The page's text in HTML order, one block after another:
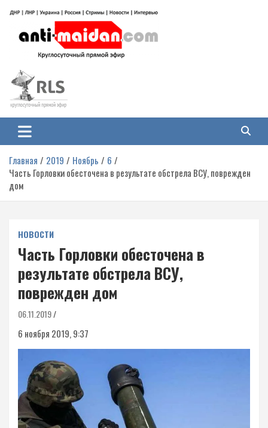
содержимому
Антимайдан: Гражданская война
на Украине
гражданской войне на Украине, включая события в Новороссии, ДНР,
ЛНР и других регионах.
Главная 2019 Ноябрь
6
Часть Горловки обесточена в результате обстрела ВСУ, поврежден
дом
НОВОСТИ
Часть Горловки обесточена в
результате обстрела ВСУ,
поврежден дом
06.11.2019
6 ноября 2019, 9:37